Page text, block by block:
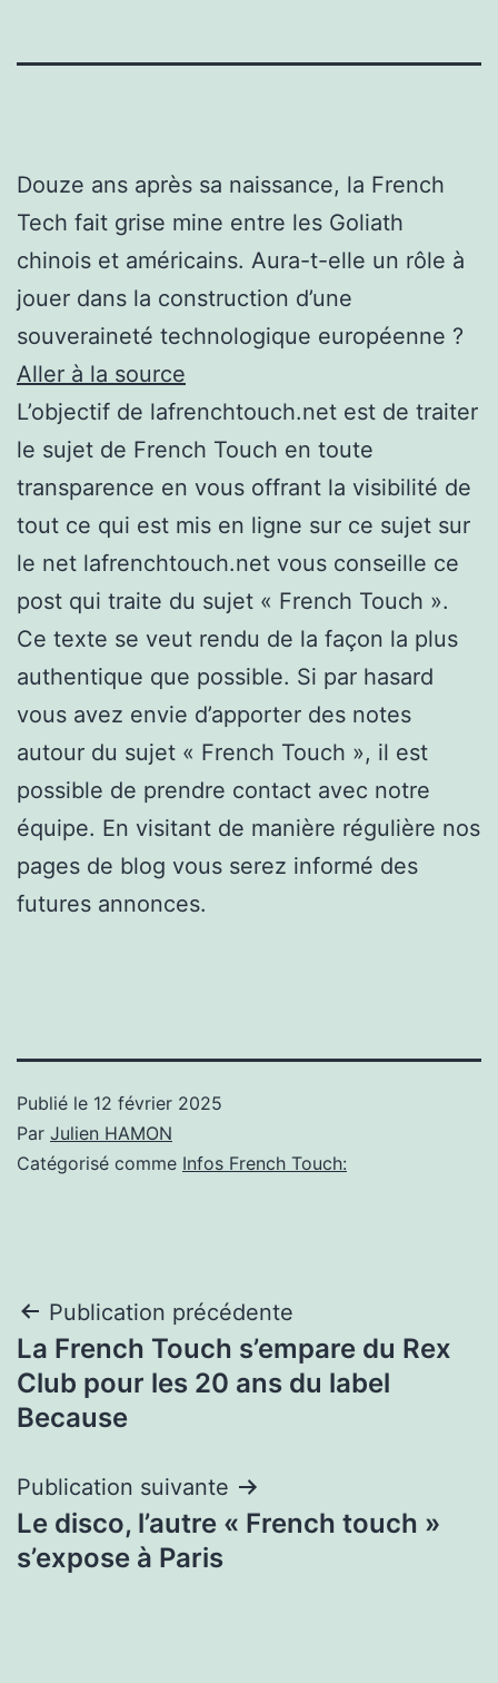
Douze ans après sa naissance, la French
Tech fait grise mine entre les Goliath
chinois et américains. Aura-t-elle un rôle à
jouer dans la construction d’une
souveraineté technologique européenne ?
Aller à la source
L’objectif de lafrenchtouch.net est de traiter
le sujet de French Touch en toute
transparence en vous offrant la visibilité de
tout ce qui est mis en ligne sur ce sujet sur
le net lafrenchtouch.net vous conseille ce
post qui traite du sujet « French Touch ».
Ce texte se veut rendu de la façon la plus
authentique que possible. Si par hasard
vous avez envie d’apporter des notes
autour du sujet « French Touch », il est
possible de prendre contact avec notre
équipe. En visitant de manière régulière nos
pages de blog vous serez informé des
futures annonces.
Publié le 12 février 2025
Par Julien HAMON
Catégorisé comme Infos French Touch:
Navigation
de
l’article
Publication précédente
La French Touch s’empare du Rex
Club pour les 20 ans du label
Because
Publication suivante
Le disco, l’autre « French touch »
s’expose à Paris